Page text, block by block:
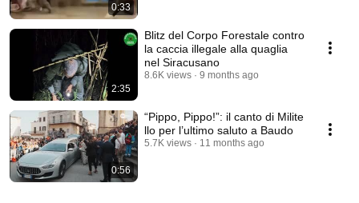
0:33
2:35
Blitz del Corpo Forestale contro
la caccia illegale alla quaglia
nel Siracusano
8.6K views 9 months ago
0:56
“Pippo, Pippo!”: il canto di Milite
llo per l’ultimo saluto a Baudo
5.7K views 11 months ago